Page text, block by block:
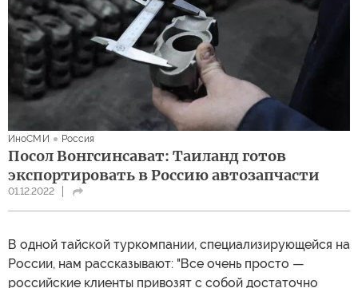
ИноСМИ Россия
Посол Вонгсинсават: Таиланд готов
экспортировать в Россию автозапчасти
01.12.2022
В одной тайской туркомпании, специализирующейся на
России, нам рассказывают: "Все очень просто —
российские клиенты привозят с собой достаточно